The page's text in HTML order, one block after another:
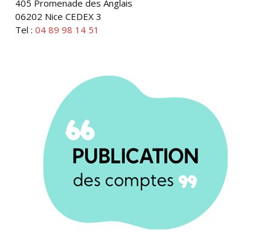
405 Promenade des Anglais
06202 Nice CEDEX 3
Tel : 04 89 98 14 51